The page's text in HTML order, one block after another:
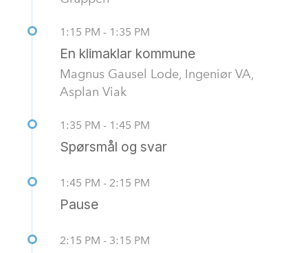
1:15 PM - 1:35 PM
En klimaklar kommune
Magnus Gausel Lode, Ingeniør VA,
Asplan Viak
1:35 PM - 1:45 PM
Spørsmål og svar
1:45 PM - 2:15 PM
Pause
2:15 PM - 3:15 PM